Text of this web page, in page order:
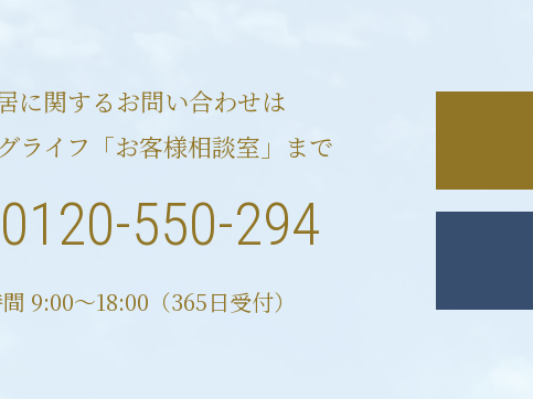
に関するお問い合わせは
ライフ「お客様相談室」まで
0120-550-294
9:00〜18:00（365日受付）